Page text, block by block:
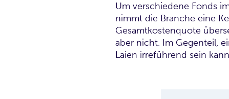
Um verschiedene Fonds
nimmt die Branche eine
Gesamtkostenquote
aber nicht. Im Gegenteil,
Laien irreführend sein